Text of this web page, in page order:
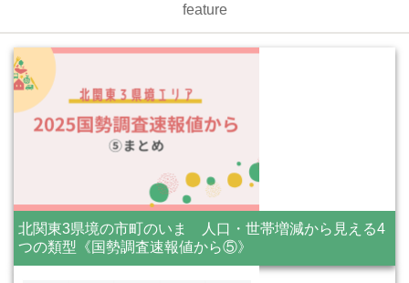
feature
北関東3県境の市町のいま 人口・世帯増減から見える4
つの類型《国勢調査速報値から⑤》